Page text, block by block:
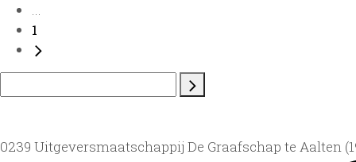
1
0239 Uitgeversmaatschappij De Graafschap te Aalten